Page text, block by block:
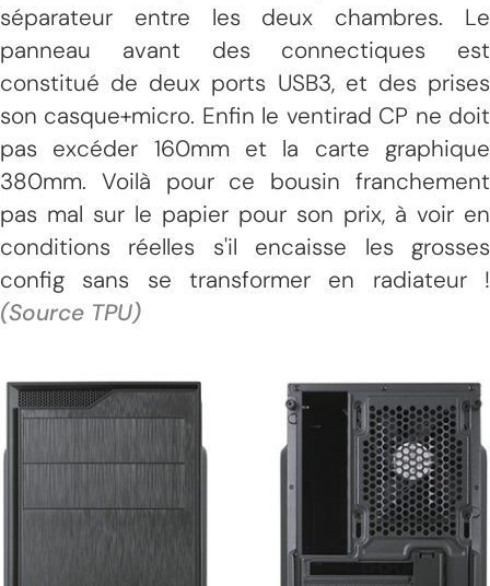
séparateur entre les deux chambres. Le
panneau avant des connectiques est
constitué de deux ports USB3, et des prises
son casque+micro. Enfin le ventirad CP ne doit
pas excéder 160mm et la carte graphique
380mm. Voilà pour ce bousin franchement
pas mal sur le papier pour son prix, à voir en
conditions réelles s'il encaisse les grosses
config sans se transformer en radiateur !
(Source TPU)